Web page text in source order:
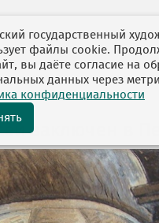
заключен в
государственный
файлы cookie.
вы даёте согласие на
данных через
конфиденциальности